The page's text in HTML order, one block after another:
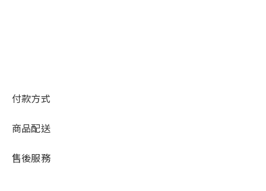
付款方式
商品配送
售後服務